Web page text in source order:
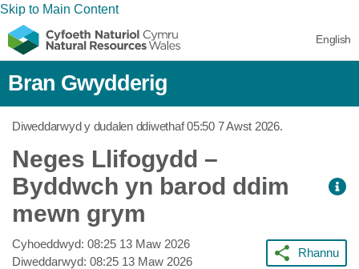
Skip to Main Content
English
Bran Gwydderig
Diweddarwyd y dudalen ddiwethaf05:50 7 Awst 2026.
Neges Llifogydd –
Byddwch yn barod ddim
mewn grym
Cyhoeddwyd: 08:25 13 Maw 2026
Diweddarwyd: 08:25 13 Maw 2026
Rhannu